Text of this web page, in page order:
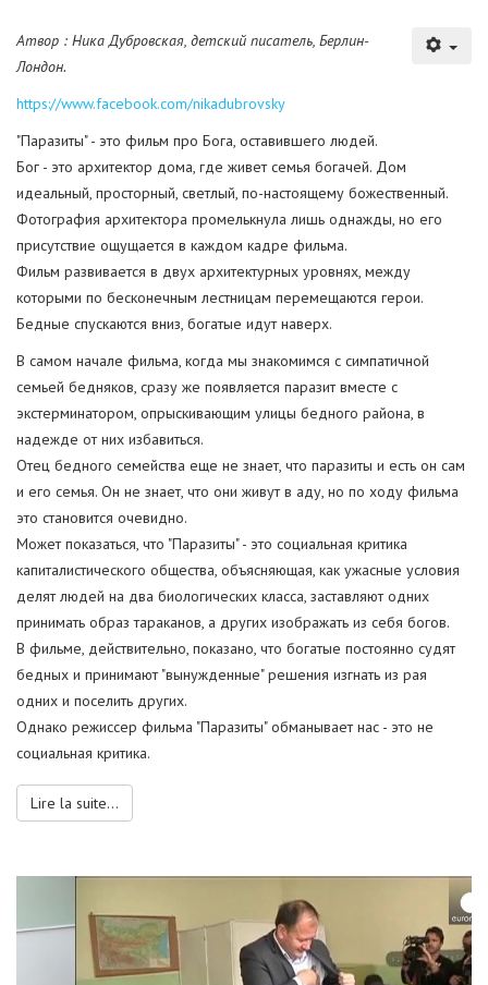
Атвор : Ника Дубровская, детский писатель, Берлин-
Лондон.
https://www.facebook.com/nikadubrovsky
"Паразиты" - это фильм про Бога, оставившего людей.
Бог - это архитектор дома, где живет семья богачей. Дом
идеальный, просторный, светлый, по-настоящему божественный.
Фотография архитектора промелькнула лишь однажды, но его
присутствие ощущается в каждом кадре фильма.
Фильм развивается в двух архитектурных уровнях, между
которыми по бесконечным лестницам перемещаются герои.
Бедные спускаются вниз, богатые идут наверх.
В самом начале фильма, когда мы знакомимся с симпатичной
семьей бедняков, сразу же появляется паразит вместе с
экстерминатором, опрыскивающим улицы бедного района, в
надежде от них избавиться.
Отец бедного семейства еще не знает, что паразиты и есть он сам
и его семья. Он не знает, что они живут в аду, но по ходу фильма
это становится очевидно.
Может показаться, что "Паразиты" - это социальная критика
капиталистического общества, объясняющая, как ужасные условия
делят людей на два биологических класса, заставляют одних
принимать образ тараканов, а других изображать из себя богов.
В фильме, действительно, показано, что богатые постоянно судят
бедных и принимают "вынужденные" решения изгнать из рая
одних и поселить других.
Однако режиссер фильма "Паразиты" обманывает нас - это не
социальная критика.
Lire la suite...